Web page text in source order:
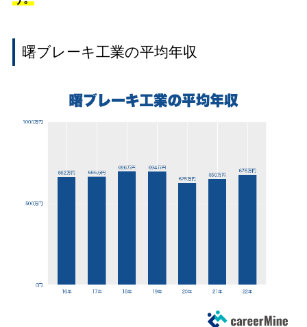
曙ブレーキ工業の平均年収